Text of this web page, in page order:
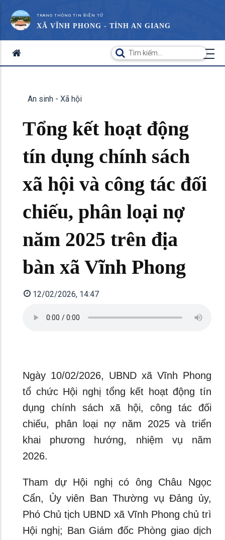
TRANG THÔNG TIN ĐIỆN TỬ
XÃ VĨNH PHONG - TỈNH AN GIANG
An sinh - Xã hội
Tổng kết hoạt động
tín dụng chính sách
xã hội và công tác đối
chiếu, phân loại nợ
năm 2025 trên địa
bàn xã Vĩnh Phong
12/02/2026, 14:47
Ngày 10/02/2026, UBND xã Vĩnh Phong
tổ chức Hội nghị tổng kết hoạt động tín
dụng chính sách xã hội, công tác đối
chiếu, phân loại nợ năm 2025 và triển
khai phương hướng, nhiệm vụ năm
2026.
Tham dự Hội nghị có ông Châu Ngọc
Cẩn, Ủy viên Ban Thường vụ Đảng ủy,
Phó Chủ tịch UBND xã Vĩnh Phong chủ trì
Hội nghị; Ban Giám đốc Phòng giao dịch